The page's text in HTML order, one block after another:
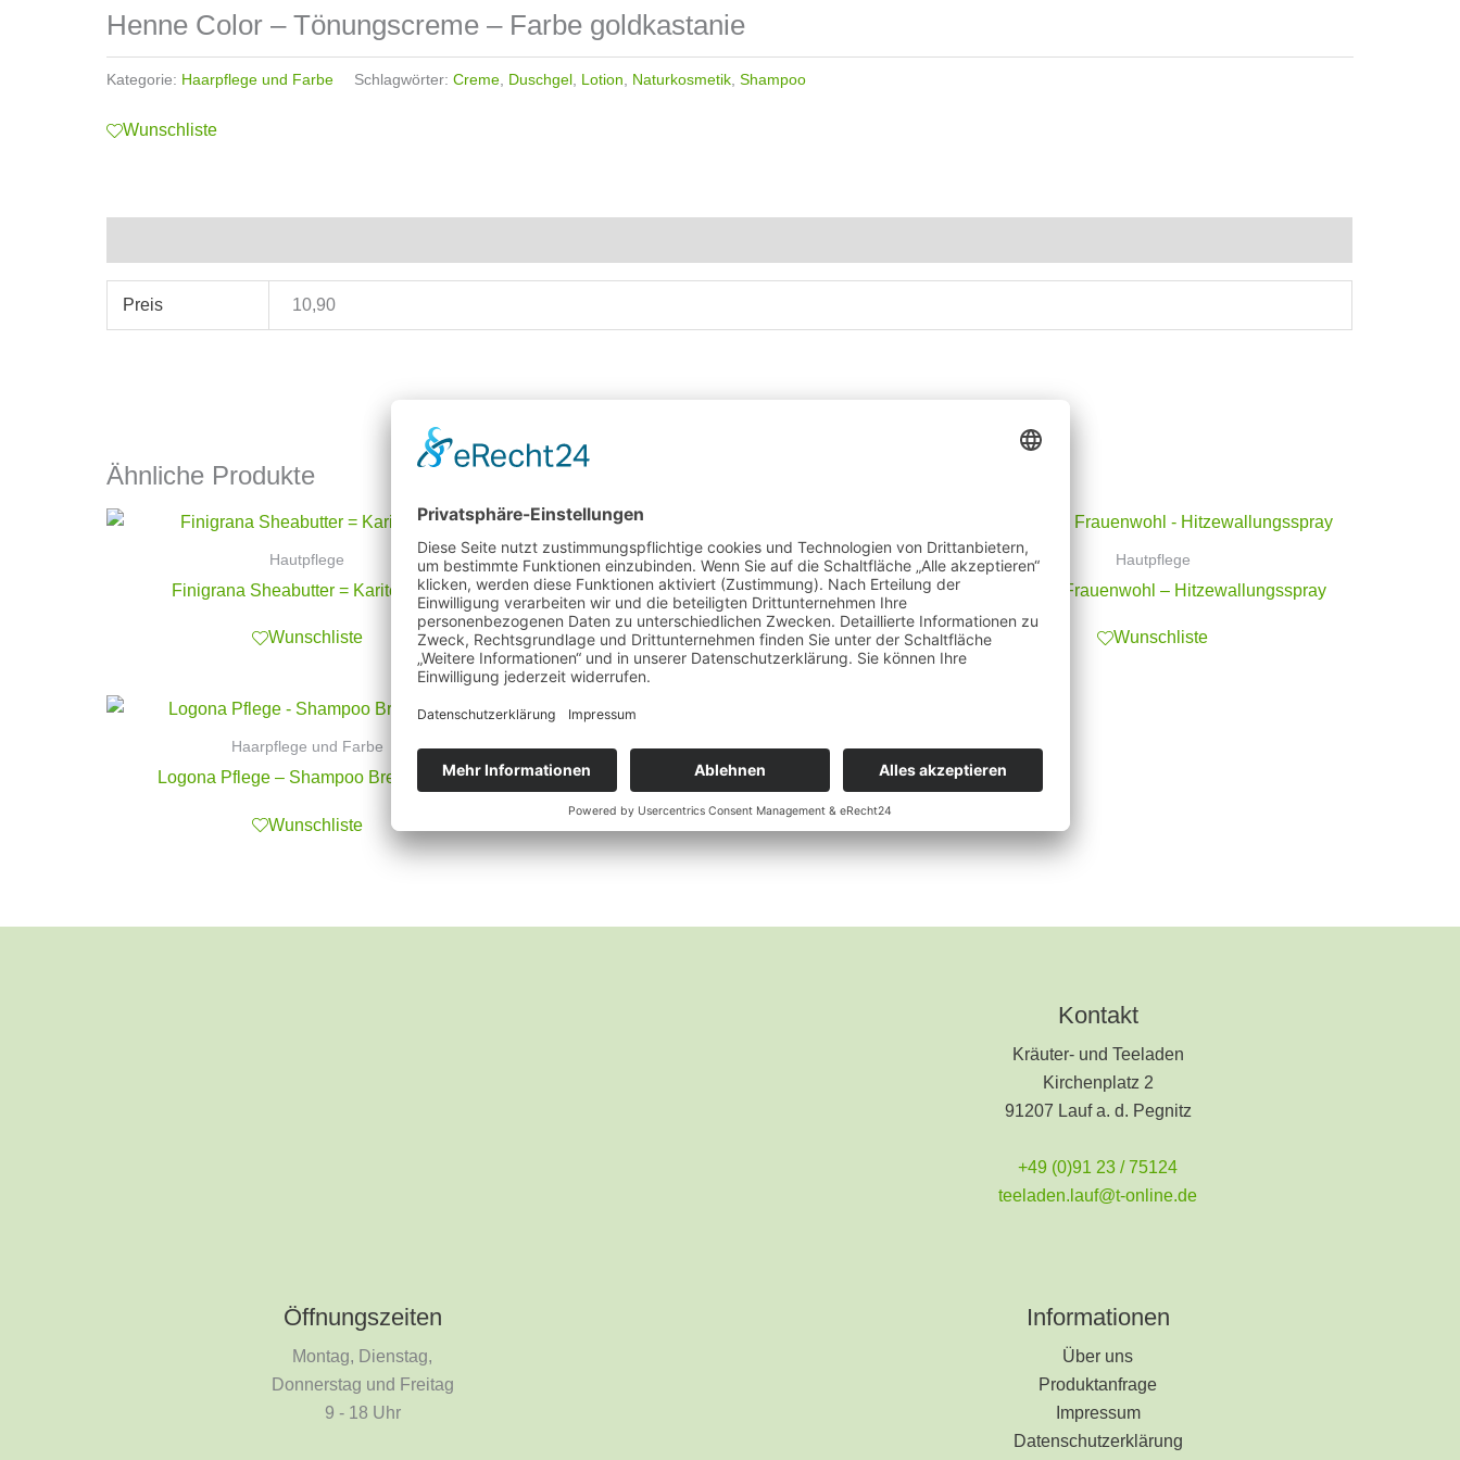
Henne Color – Tönungscreme – Farbe goldkastanie
Kategorie: Haarpflege und Farbe Schlagwörter:Creme Duschgel Lotion Naturkosmetik ,Shampoo
Wunschliste
Preis 10,90
Ähnliche Produkte
Hautpflege
Finigrana Sheabutter = Karitébutter
Wunschliste
Haarpflege und Farbe
Logona Volumen – Shampoo Bier und Honig
Wunschliste
Hautpflege
Primavera Frauenwohl – Hitzewallungsspray
Wunschliste
Haarpflege und Farbe
Logona Pflege – Shampoo Brennessel
Wunschliste
Kontakt
Kräuter- und Teeladen
Kirchenplatz 2
91207 Lauf a. d. Pegnitz
+49 (0)91 23 / 75124
teeladen.lauf@t-online.de
Öffnungszeiten
Montag, Dienstag,
Donnerstag und Freitag
9 - 18 Uhr
Informationen
Über uns
Produktanfrage
Impressum
Datenschutzerklärung